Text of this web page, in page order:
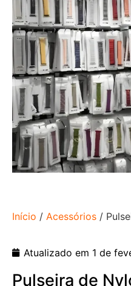
Início / Acessórios /
Atualizado em 1 de
Pulseira de